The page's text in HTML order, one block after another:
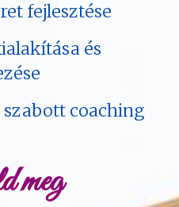
fejlesztése
és
szabott coaching
meg